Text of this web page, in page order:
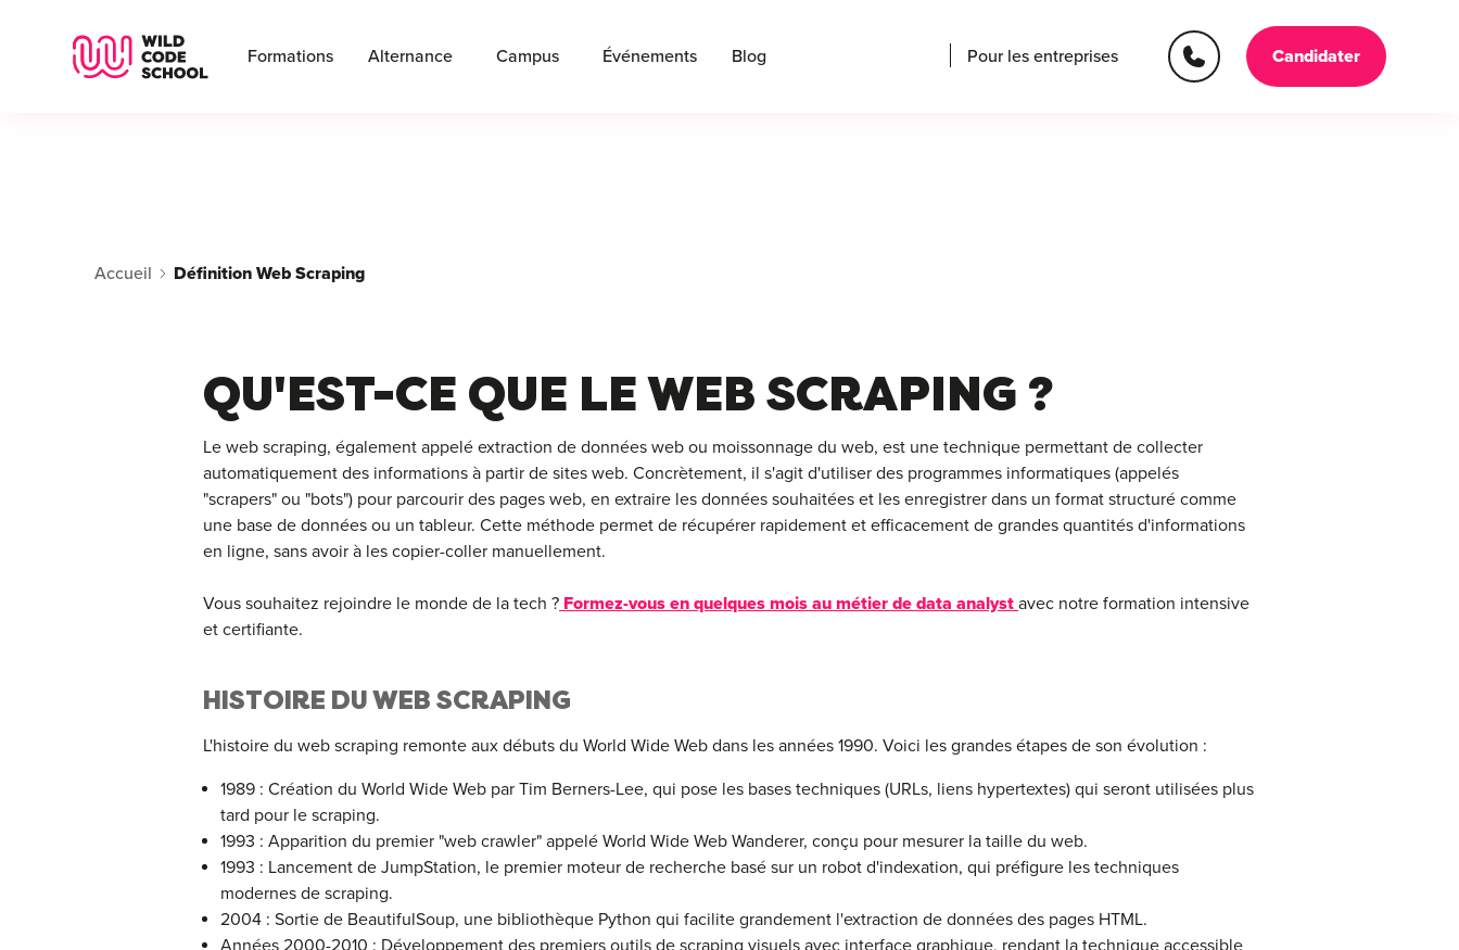
Wild Code School Header Logo
Formations Alternance Campus Événements Blog Pour les entreprises Candidater
Accueil Définition Web Scraping
QU'EST-CE QUE LE WEB SCRAPING ?
Le web scraping, également appelé extraction de données web ou moissonnage du web, est une technique permettant de collecter
automatiquement des informations à partir de sites web. Concrètement, il s'agit d'utiliser des programmes informatiques (appelés
"scrapers" ou "bots") pour parcourir des pages web, en extraire les données souhaitées et les enregistrer dans un format structuré comme
une base de données ou un tableur. Cette méthode permet de récupérer rapidement et efficacement de grandes quantités d'informations
en ligne, sans avoir à les copier-coller manuellement.
Vous souhaitez rejoindre le monde de la tech ? Formez-vous en quelques mois au métier de data analyst avec notre formation intensive
et certifiante.
HISTOIRE DU WEB SCRAPING
L'histoire du web scraping remonte aux débuts du World Wide Web dans les années 1990. Voici les grandes étapes de son évolution :
1989 : Création du World Wide Web par Tim Berners-Lee, qui pose les bases techniques (URLs, liens hypertextes) qui seront utilisées plus
tard pour le scraping.
1993 : Apparition du premier "web crawler" appelé World Wide Web Wanderer, conçu pour mesurer la taille du web.
1993 : Lancement de JumpStation, le premier moteur de recherche basé sur un robot d'indexation, qui préfigure les techniques
modernes de scraping.
2004 : Sortie de BeautifulSoup, une bibliothèque Python qui facilite grandement l'extraction de données des pages HTML.
Années 2000-2010 : Développement des premiers outils de scraping visuels avec interface graphique, rendant la technique accessible